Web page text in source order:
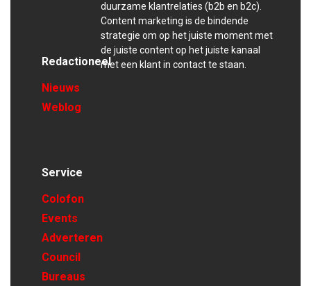
duurzame klantrelaties (b2b en b2c).
Content marketing is de bindende
strategie om op het juiste moment met
de juiste content op het juiste kanaal
met een klant in contact te staan.
Redactioneel
Nieuws
Weblog
Service
Colofon
Events
Adverteren
Council
Bureaus